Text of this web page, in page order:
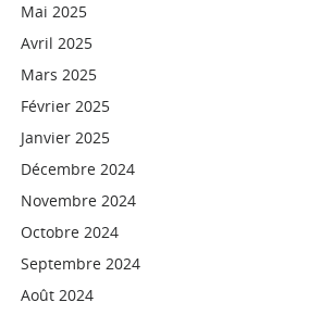
Mai 2025
Avril 2025
Mars 2025
Février 2025
Janvier 2025
Décembre 2024
Novembre 2024
Octobre 2024
Septembre 2024
Août 2024